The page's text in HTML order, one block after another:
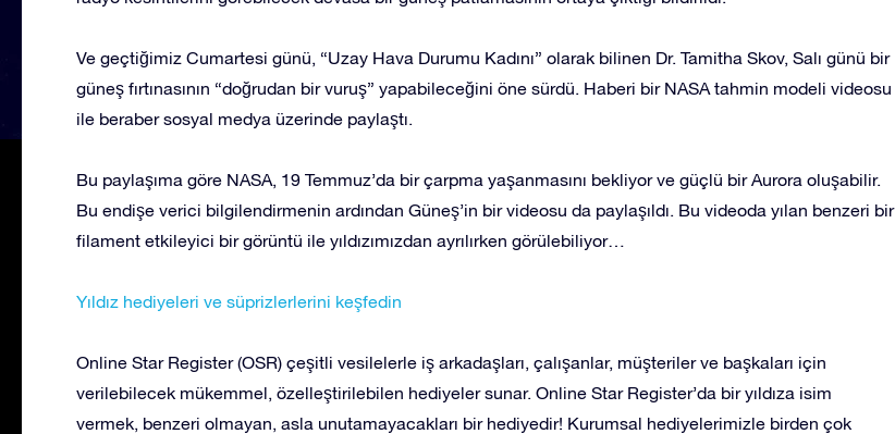
Ve geçtiğimiz Cumartesi günü, “Uzay Hava Durumu Kadını” olarak bilinen Dr. Tamitha Skov, Salı günü bir
güneş fırtınasının “doğrudan bir vuruş” yapabileceğini öne sürdü. Haberi bir NASA tahmin modeli videosu
ile beraber sosyal medya üzerinde paylaştı.
Bu paylaşıma göre NASA, 19 Temmuz’da bir çarpma yaşanmasını bekliyor ve güçlü bir Aurora oluşabilir.
Bu endişe verici bilgilendirmenin ardından Güneş’in bir videosu da paylaşıldı. Bu videoda yılan benzeri bir
filament etkileyici bir görüntü ile yıldızımızdan ayrılırken görülebiliyor…
Yıldız hediyeleri ve süprizlerlerini keşfedin
Online Star Register (OSR) çeşitli vesilelerle iş arkadaşları, çalışanlar, müşteriler ve başkaları için
verilebilecek mükemmel, özelleştirilebilen hediyeler sunar. Online Star Register’da bir yıldıza isim
vermek, benzeri olmayan, asla unutamayacakları bir hediyedir! Kurumsal hediyelerimizle birden çok